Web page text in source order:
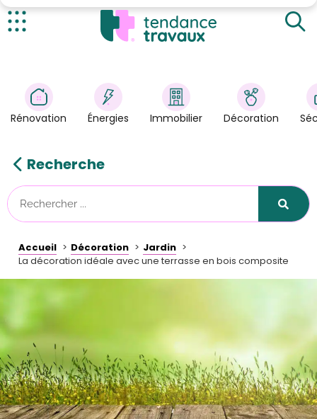
Énergies
Immobilier
Astuces/DIY
Tendance Travaux
Kit partenaire
À propos
Contact
Mode sombre
Rénovation Énergies Immobilier Décoration
Recherche
Accueil Décoration
Jardin
La décoration idéale avec une terrasse en bois composite
Des couleurs qui s'adaptent avec celle du bois
composite